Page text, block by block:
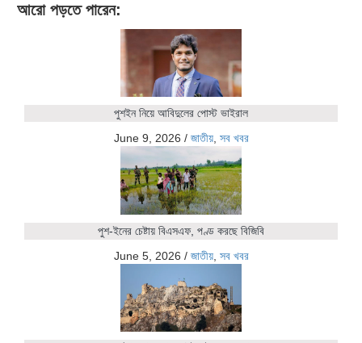
আরো পড়তে পারেন:
পুশইন নিয়ে আবিদুলের পোস্ট ভাইরাল
June 9, 2026 / জাতীয়, সব খবর
পুশ-ইনের চেষ্টায় বিএসএফ, পণ্ড করছে বিজিবি
June 5, 2026 / জাতীয়, সব খবর